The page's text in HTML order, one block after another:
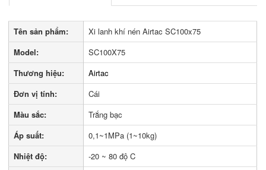
Tên sản phẩm:
Xi lanh khí nén Airtac SC100x75
Model:
SC100X75
Thương hiệu:
Airtac
Đơn vị tính:
Cái
Màu sắc:
Trắng bạc
Áp suất:
0,1~1MPa (1~10kg)
Nhiệt độ:
-20 ~ 80 độ C